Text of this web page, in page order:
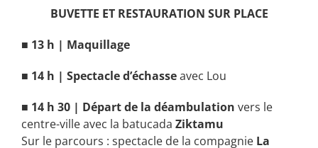
BUVETTE ET RESTAURATION SUR PLACE
■ 13 h | Maquillage
■ 14 h | Spectacle d’échasseavec Lou
■ 14 h 30 | Départ de la déambulation vers le
centre-ville avec la batucada Ziktamu
Sur le parcours : spectacle de la compagnie La